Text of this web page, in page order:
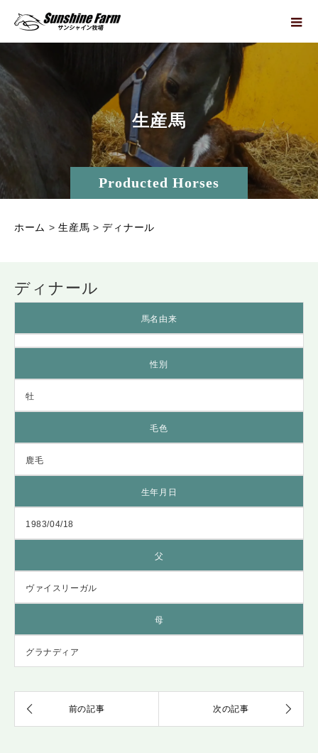
Producted Horses
生産馬
ホーム >生産馬 >ディナール
ディナール
馬名由来
性別
牡
毛色
鹿毛
生年月日
1983/04/18
父
ヴァイスリーガル
母
グラナディア